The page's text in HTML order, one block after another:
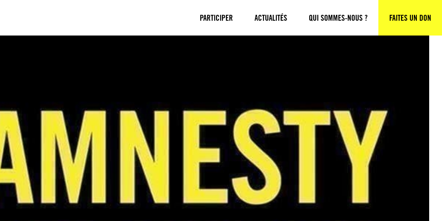
PARTICIPER ACTUALITÉS QUI SOMMES-NOUS ? FAITES UN DON